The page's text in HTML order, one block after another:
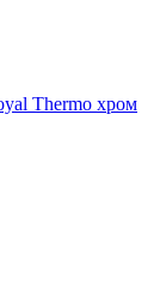
Thermo хром